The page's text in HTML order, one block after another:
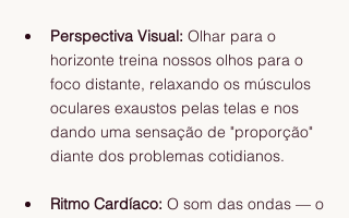
Perspectiva Visual: Olhar para o
horizonte treina nossos olhos para o
foco distante, relaxando os músculos
oculares exaustos pelas telas e nos
dando uma sensação de "proporção"
diante dos problemas cotidianos.
Ritmo Cardíaco: O som das ondas — o